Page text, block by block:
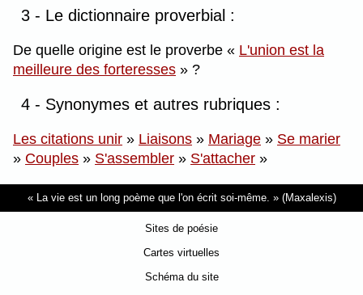
3 - Le dictionnaire proverbial :
De quelle origine est le proverbe
L'union est la
meilleure des forteresses
?
4 - Synonymes et autres rubriques :
Les citations unir » Liaisons » Mariage » Se marier
» Couples » S'assembler » S'attacher »
La vie est un long poème que l'on écrit soi-même. (Maxalexis)
Sites de poésie
Cartes virtuelles
Schéma du site